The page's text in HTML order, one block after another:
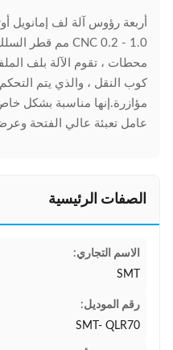
أربعة رؤوس آلة لف إمانويل
محطات ، تقوم الآلة بلف
كوب النقل ، والذي يتم
مؤازرة.إنها مناسبة بشكل
عامل تعبئة عالي الفتحة
الصفات الرئيسية
الاسم التجاري:
SMT
رقم الموديل:
SMT- QLR70